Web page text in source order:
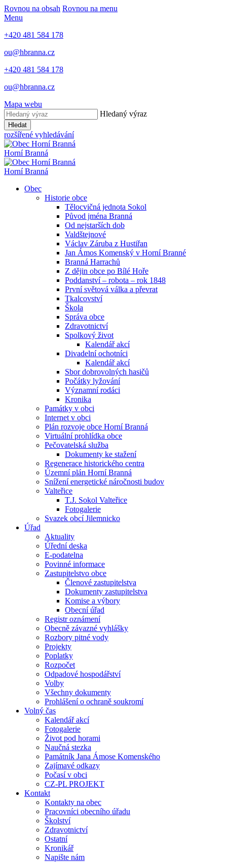
Rovnou na obsah Rovnou na menu
Menu
+420 481 584 178
ou@hbranna.cz
+420 481 584 178
ou@hbranna.cz
Mapa webu
Hledaný výraz
Hledat
rozšířené vyhledávání
Horní Branná
Horní Branná
Obec
Historie obce
Tělocvičná jednota Sokol
Původ jména Branná
Od nejstarších dob
Valdštejnové
Václav Záruba z Hustiřan
Jan Ámos Komenský v Horní Branné
Branná Harrachů
Z dějin obce po Bílé Hoře
Poddanství – robota – rok 1848
První světová válka a převrat
Tkalcovství
Škola
Správa obce
Zdravotnictví
Spolkový život
Kalendář akcí
Divadelní ochotníci
Kalendář akcí
Sbor dobrovolných hasičů
Počátky lyžování
Významní rodáci
Kronika
Památky v obci
Internet v obci
Plán rozvoje obce Horní Branná
Virtuální prohlídka obce
Pečovatelská služba
Dokumenty ke stažení
Regenerace historického centra
Územní plán Horní Branná
Snížení energetické náročnosti budov
Valteřice
T.J. Sokol Valteřice
Fotogalerie
Svazek obcí Jilemnicko
Úřad
Aktuality
Úřední deska
E-podatelna
Povinné informace
Zastupitelstvo obce
Členové zastupitelstva
Dokumenty zastupitelstva
Komise a výbory
Obecní úřad
Registr oznámení
Obecně závazné vyhlášky
Rozbory pitné vody
Projekty
Poplatky
Rozpočet
Odpadové hospodářství
Volby
Všechny dokumenty
Prohlášení o ochraně soukromí
Volný čas
Kalendář akcí
Fotogalerie
Život pod horami
Naučná stezka
Památník Jana Ámose Komenského
Zajímavé odkazy
Počasí v obci
CZ-PL PROJEKT
Kontakt
Kontakty na obec
Pracovníci obecního úřadu
Školství
Zdravotnictví
Ostatní
Kronikář
Napište nám